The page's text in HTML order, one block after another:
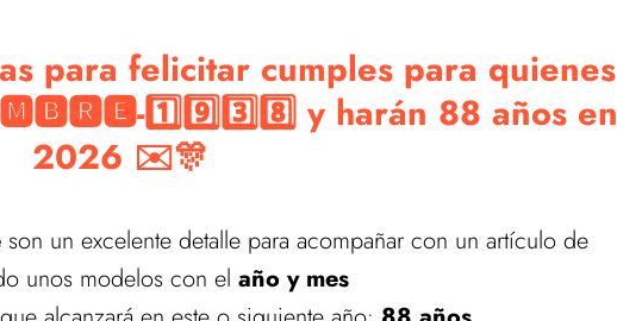
para felicitar cumples para quienes
1️⃣9️⃣3️⃣8️⃣ y harán 88 años en
2026 ✉️🎊
son un excelente detalle para acompañar con un artículo de
unos modelos con el año y mes